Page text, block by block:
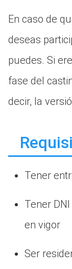
En caso de
deseas
puedes. Si
fase del
decir, la
Tener
Tener
en vigor
Ser